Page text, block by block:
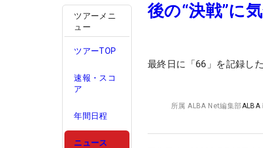
ツアーメニ
ュー
ツアーTOP
速報・スコ
ア
年間日程
ニュース
後の“決戦”に
最終日に「66」を記録し
所属ALBA Net編集部ALBA